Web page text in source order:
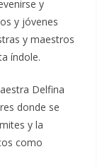
y
y jóvenes
y maestros
índole.
Delfina
donde se
y la
como